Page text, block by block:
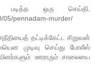
ஒரு செய்தி.
05/pennadam-murder/
அநீதியைத் தட்டிக்கேட்ட சிறுவன்
முடிவு செய்து போலீஸ்
ஊராரும் சாலையை